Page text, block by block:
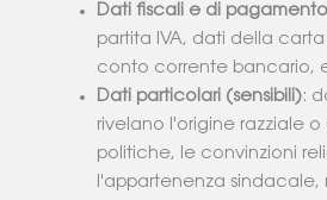
Dati fiscali e di pagamento
partita IVA, dati della
conto corrente bancario,
Dati particolari (sensibili):
rivelano l'origine razziale
politiche, le convinzioni
l'appartenenza